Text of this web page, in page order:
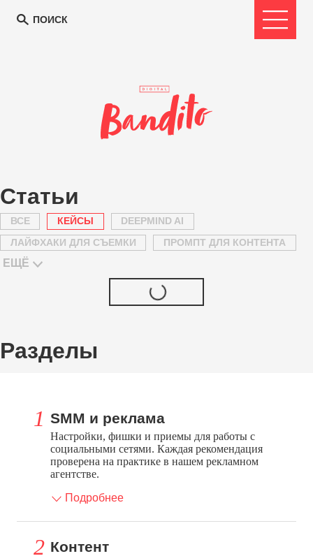
ПОИСК
Разделы
SMM и реклама
Настройки, фишки и приемы для работы с
социальными сетями. Каждая рекомендация
проверена на практике в нашем рекламном
агентстве.
Подробнее
Контент
Статьи
ВСЕ КЕЙСЫ DEEPMIND AI
ЛАЙФХАКИ ДЛЯ СЪЕМКИ ПРОМПТ ДЛЯ КОНТЕНТА
ЕЩЁ